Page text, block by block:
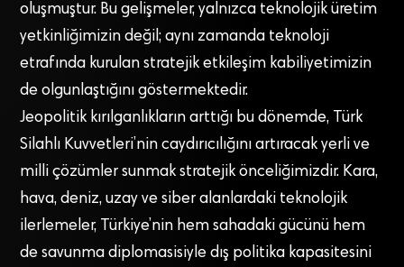
oluşmuştur. Bu gelişmeler, yalnızca teknolojik üretim
yetkinliğimizin değil; aynı zamanda teknoloji
etrafında kurulan stratejik etkileşim kabiliyetimizin
de olgunlaştığını göstermektedir.
Jeopolitik kırılganlıkların arttığı bu dönemde, Türk
Silahlı Kuvvetleri’nin caydırıcılığını artıracak yerli ve
milli çözümler sunmak stratejik önceliğimizdir. Kara,
hava, deniz, uzay ve siber alanlardaki teknolojik
ilerlemeler, Türkiye’nin hem sahadaki gücünü hem
de savunma diplomasisiyle dış politika kapasitesini